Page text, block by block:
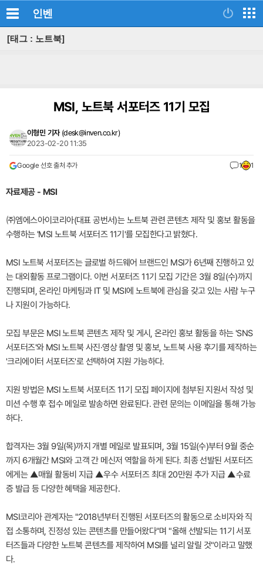
인벤
[태그 : 노트북]
MSI, 노트북 서포터즈 11기 모집
이형민 기자 (desk@inven.co.kr)
2023-02-20 11:35
Google 선호 출처 추가 1 1
자료제공 - MSI
㈜엠에스아이코리아(대표 공번서)는 노트북 관련 콘텐츠 제작 및 홍보 활동을
수행하는 'MSI 노트북 서포터즈 11기'를 모집한다고 밝혔다.
MSI 노트북 서포터즈는 글로벌 하드웨어 브랜드인 MSI가 6년째 진행하고 있
는 대외활동 프로그램이다. 이번 서포터즈 11기 모집 기간은 3월 8일(수)까지
진행되며, 온라인 마케팅과 IT 및 MSI에 노트북에 관심을 갖고 있는 사람 누구
나 지원이 가능하다.
모집 부문은 MSI 노트북 콘텐츠 제작 및 게시, 온라인 홍보 활동을 하는 'SNS
서포터즈'와 MSI 노트북 사진·영상 촬영 및 홍보, 노트북 사용 후기를 제작하는
'크리에이터 서포터즈'로 선택하여 지원 가능하다.
지원 방법은 MSI 노트북 서포터즈 11기 모집 페이지에 첨부된 지원서 작성 및
미션 수행 후 접수 메일로 발송하면 완료된다. 관련 문의는 이메일을 통해 가능
하다.
합격자는 3월 9일(목)까지 개별 메일로 발표되며, 3월 15일(수)부터 9월 중순
까지 6개월간 MSI와 고객 간 메신저 역할을 하게 된다. 최종 선발된 서포터즈
에게는 ▲매월 활동비 지급 ▲우수 서포터즈 최대 20만원 추가 지급 ▲수료
증 발급 등 다양한 혜택을 제공한다.
MSI코리아 관계자는 "2018년부터 진행된 서포터즈의 활동으로 소비자와 직
접 소통하며, 진정성 있는 콘텐츠를 만들어왔다"며 "올해 선발되는 11기 서포
터즈들과 다양한 노트북 콘텐츠를 제작하여 MSI를 널리 알릴 것"이라고 말했
다.